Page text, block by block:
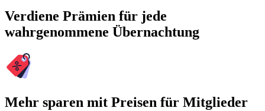
Verdiene Prämien für jede
wahrgenommene Übernachtung
Mehr sparen mit Preisen für Mitglieder